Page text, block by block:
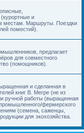
и
местам. Маршруты. Поездки
поместий).
предлагает
для совместного
(помощников).
и сделанная в
книг В. Мегре (не из
ручной работы (выращенная
фермерского
(семена, саженцы,
для экохозяйства.